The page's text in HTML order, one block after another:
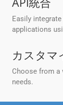
Easily
applications
カスタマ
Choose from
needs.